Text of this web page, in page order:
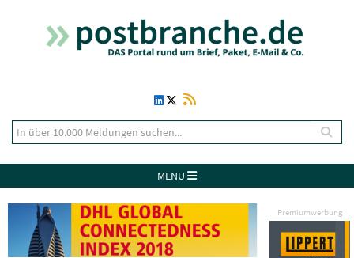
MENU
Premiumwerbung